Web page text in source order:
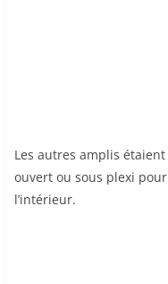
Les autres amplis
ouvert ou sous plexi
l’intérieur.